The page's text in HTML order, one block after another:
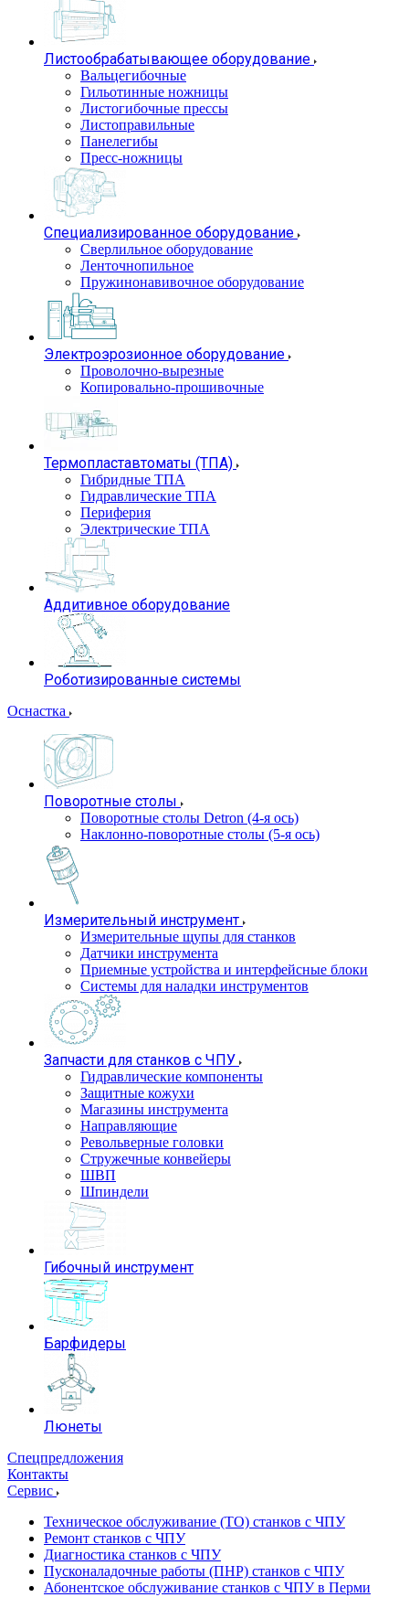
Листообрабатывающее оборудование
Вальцегибочные
Гильотинные ножницы
Листогибочные прессы
Листоправильные
Панелегибы
Пресс-ножницы
Специализированное оборудование
Сверлильное оборудование
Ленточнопильное
Пружинонавивочное оборудование
Электроэрозионное оборудование
Проволочно-вырезные
Копировально-прошивочные
Термопластавтоматы (ТПА)
Гибридные ТПА
Гидравлические ТПА
Периферия
Электрические ТПА
Аддитивное оборудование
Роботизированные системы
Оснастка
Поворотные столы
Поворотные столы Detron (4-я ось)
Наклонно-поворотные столы (5-я ось)
Измерительный инструмент
Измерительные щупы для станков
Датчики инструмента
Приемные устройства и интерфейсные блоки
Системы для наладки инструментов
Запчасти для станков с ЧПУ
Гидравлические компоненты
Защитные кожухи
Магазины инструмента
Направляющие
Револьверные головки
Стружечные конвейеры
ШВП
Шпиндели
Гибочный инструмент
Барфидеры
Люнеты
Спецпредложения
Контакты
Сервис
Техническое обслуживание (ТО) станков с ЧПУ
Ремонт станков с ЧПУ
Диагностика станков с ЧПУ
Пусконаладочные работы (ПНР) станков с ЧПУ
Абонентское обслуживание станков с ЧПУ в Перми